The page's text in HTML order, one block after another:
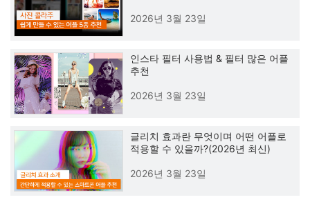
2026년 3월 23일
인스타 필터 사용법 & 필터 많은 어플
추천
2026년 3월 23일
글리치 효과란 무엇이며 어떤 어플로
적용할 수 있을까?(2026년 최신)
2026년 3월 23일